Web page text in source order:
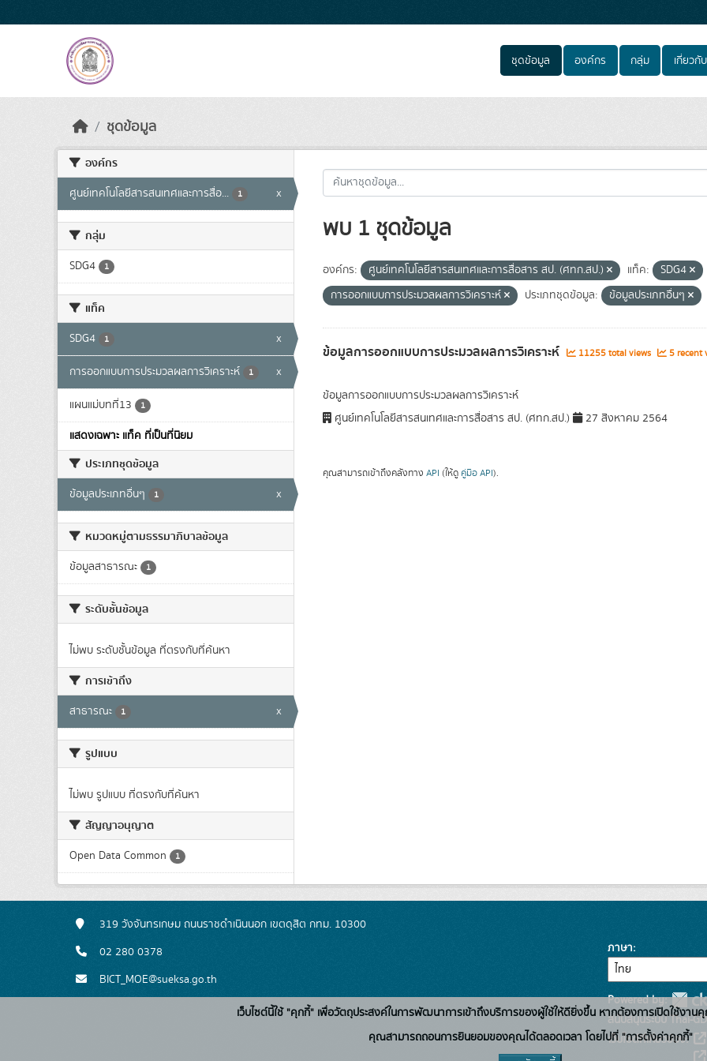
ชุดข้อมูล องค์กร กลุ่ม เกี่ยวกับ
ชุดข้อมูล
องค์กร
ศูนย์เทคโนโลยีสารสนเทศและการสื่อ... 1 x
กลุ่ม
SDG4 1
แท็ค
SDG4 1 x
การออกแบบการประมวลผลการวิเคราะห์ 1 x
แผนแม่บทที่13 1
แสดงเฉพาะ แท็ค ที่เป็นที่นิยม
ประเภทชุดข้อมูล
ข้อมูลประเภทอื่นๆ 1 x
หมวดหมู่ตามธรรมาภิบาลข้อมูล
ข้อมูลสาธารณะ 1
ระดับชั้นข้อมูล
ไม่พบ ระดับชั้นข้อมูล ที่ตรงกับที่ค้นหา
การเข้าถึง
สาธารณะ 1 x
รูปแบบ
ไม่พบ รูปแบบ ที่ตรงกับที่ค้นหา
สัญญาอนุญาต
Open Data Common 1
พบ 1 ชุดข้อมูล
องค์กร: ศูนย์เทคโนโลยีสารสนเทศและการสื่อสาร สป. (ศทก.สป.) แท็ค:
SDG4
การออกแบบการประมวลผลการวิเคราะห์
ประเภทชุดข้อมูล: ข้อมูลประเภทอื่นๆ
ข้อมูลการออกแบบการประมวลผลการวิเคราะห์ 11255 total views 5 recent
ข้อมูลการออกแบบการประมวลผลการวิเคราะห์
ศูนย์เทคโนโลยีสารสนเทศและการสื่อสาร สป. (ศทก.สป.)
27 สิงหาคม 2564
คุณสามารถเข้าถึงคลังทาง API (ให้ดู คู่มือ API).
319 วังจันทรเกษม ถนนราชดำเนินนอก เขตดุสิต กทม. 10300
02 280 0378
BICT_MOE@sueksa.go.th
ภาษา
Powered by:
สนับสนุนระบบ Thai-
เว็บไซต์ที่เกี่ยวข้อง:
เว็บไซต์นี้ใช้ "คุกกี้" เพื่อวัตถุประสงค์ในการพัฒนาการเข้าถึงบริการของผู้ใช้ให้ดียิ่งขึ้น หากต้องการเปิดใช้งา
คุณสามารถถอนการยินยอมของคุณได้ตลอดเวลา โดยไปที่ "การตั้งค่าคุกกี้"